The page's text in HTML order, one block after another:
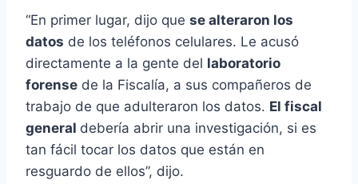
“En primer lugar, dijo que se alteraron los
datos de los teléfonos celulares. Le acusó
directamente a la gente del laboratorio
forense de la Fiscalía, a sus compañeros de
trabajo de que adulteraron los datos. El fiscal
general debería abrir una investigación, si es
tan fácil tocar los datos que están en
resguardo de ellos”, dijo.